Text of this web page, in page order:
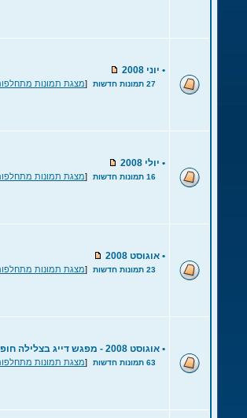
• יוני 2008
27 תמונות חדשות [מצגת תמונות
• יולי 2008
16 תמונות חדשות [מצגת תמונות
• אוגוסט 2008
23 תמונות חדשות [מצגת תמונות
• אוגוסט 2008 - מפגש דייג בצלילה חופשית
63 תמונות חדשות [מצגת תמונות